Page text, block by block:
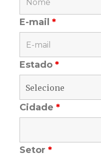
E-mail*
Estado*
Cidade*
Setor*